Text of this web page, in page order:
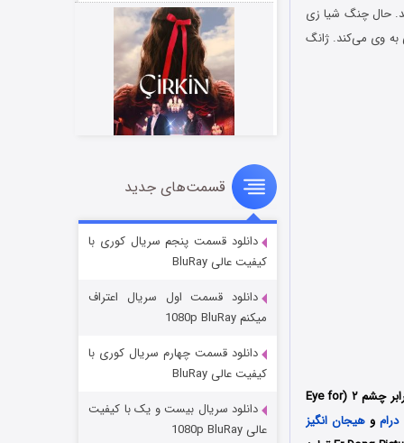
حال چنگ شیا زی
به وی می‌کند. ژانگ
) با عنوان اصلی (Mu zhong wu ren 2) که با عناوین چشم در برابر چشم ۲ (Eye for
درامو هیجان انگیز
سریال زشت
قسمت۲ (زیرنویس) منتشر شد
مردگان متحرک: شهر مرده ۳
قسمت‌های جدید
دانلود قسمت پنجم سریال کوری با
کیفیت عالی BluRay
دانلود قسمت اول سریال اعتراف
میکنم 1080p BluRay
دانلود قسمت چهارم سریال کوری با
کیفیت عالی BluRay
دانلود سریال بیست و یک با کیفیت
عالی 1080p BluRay